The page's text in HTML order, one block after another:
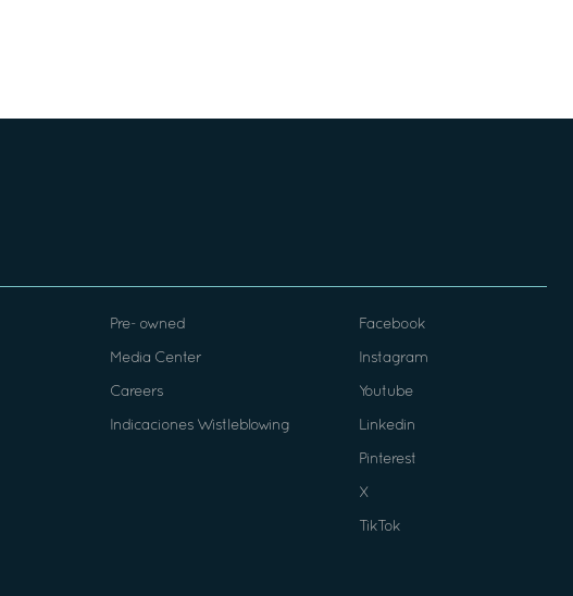
Pre- owned
Media Center
Careers
Indicaciones Wistleblowing
Facebook
Instagram
Youtube
Linkedin
Pinterest
X
TikTok